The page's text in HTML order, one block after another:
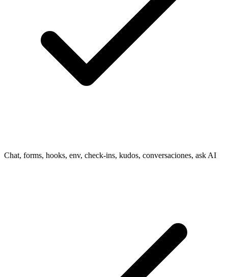
Chat, forms, hooks, env, check-ins, kudos, conversaciones, ask AI